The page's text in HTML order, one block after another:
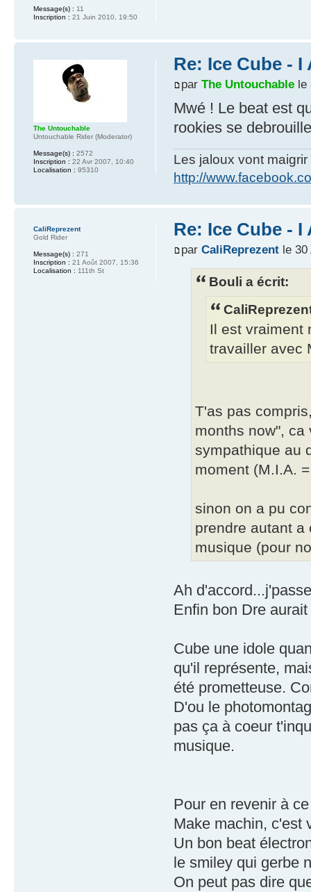
Message(s) : 11
Inscription : 21 Juin 2010, 19:50
Re: Ice Cube - I
par The Untouchable le
Mwé ! Le beat est
rookies se
Les jaloux vont maigrir
http://
The Untouchable
Untouchable Rider (Moderator)
Message(s) : 2572
Inscription : 22 Avr 2007, 10:40
Localisation : 95310
Re: Ice Cube - I
par CaliReprezent le 30
Bouli a écrit:
Il est vraiment
travailler avec
T'as pas
months now", ca
sympathique au
moment (M.I.A.
sinon on a pu
prendre autant
musique (pour
Ah
Enfin bon Dre
Cube une idole
qu'il représente,
été prometteuse.
D'ou le
pas ça à coeur
musique.
Pour en revenir à
Make machin, c'est
Un bon beat
le smiley qui gerbe
On peut pas dire
CaliReprezent
Gold Rider
Message(s) : 271
Inscription : 21 Août 2007, 15:36
Localisation : 111th St